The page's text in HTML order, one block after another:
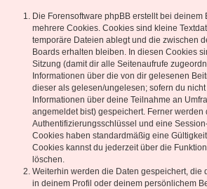
Die Forensoftware phpBB erstellt bei deinem
mehrere Cookies. Cookies sind kleine
temporäre Dateien ablegt und die zwischen
Boards erhalten bleiben. In diesen Cookies
Sitzung (damit dir alle Seitenaufrufe
Informationen über die von dir gelesenen
dieser als gelesen/ungelesen; sofern du
Informationen über deine Teilnahme an
angemeldet bist) gespeichert. Ferner werden
Authentifizierungsschlüssel und eine
Cookies haben standardmäßig eine
Cookies kannst du jederzeit über die
löschen.
Weiterhin werden die Daten gespeichert, die
in deinem Profil oder deinem persönlichem